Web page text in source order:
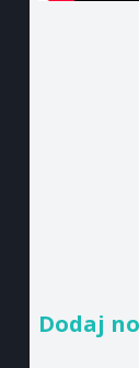
Dodaj